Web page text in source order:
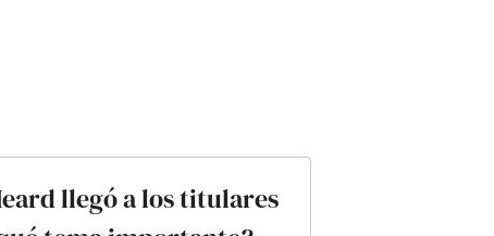
llegó a los titulares